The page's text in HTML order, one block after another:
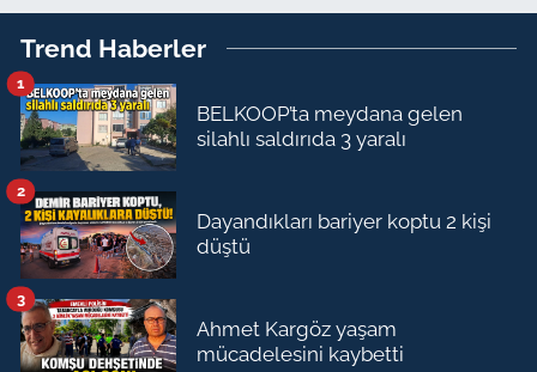
Trend Haberler
BELKOOP’ta meydana gelen
silahlı saldırıda 3 yaralı
1
Dayandıkları bariyer koptu 2 kişi
düştü
2
Ahmet Kargöz yaşam
mücadelesini kaybetti
3